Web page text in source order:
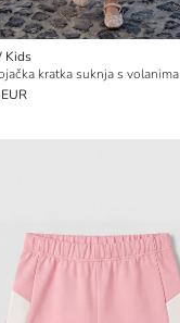
Kids
kratka suknja s volanima